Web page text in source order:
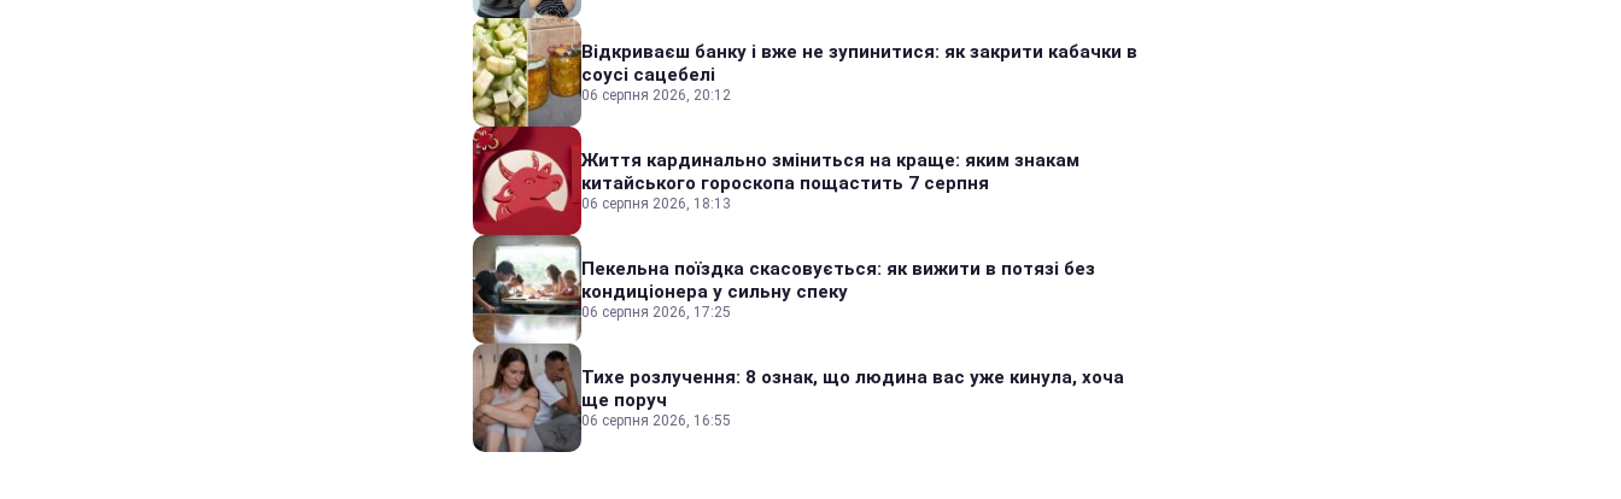
Відкриваєш банку і вже не зупинитися: як закрити кабачки в
соусі сацебелі
06 серпня 2026, 20:12
Життя кардинально зміниться на краще: яким знакам
китайського гороскопа пощастить 7 серпня
06 серпня 2026, 18:13
Пекельна поїздка скасовується: як вижити в потязі без
кондиціонера у сильну спеку
06 серпня 2026, 17:25
Тихе розлучення: 8 ознак, що людина вас уже кинула, хоча
ще поруч
06 серпня 2026, 16:55